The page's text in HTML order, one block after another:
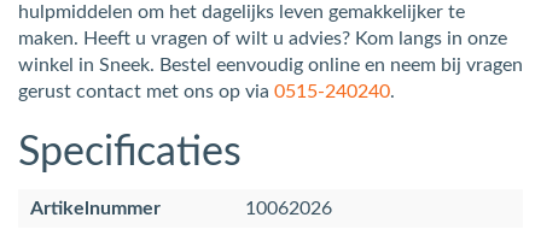
hulpmiddelen om het dagelijks leven gemakkelijker te
maken. Heeft u vragen of wilt u advies? Kom langs in onze
winkel in Sneek. Bestel eenvoudig online en neem bij vragen
gerust contact met ons op via 0515-240240.
Specificaties
Artikelnummer
10062026